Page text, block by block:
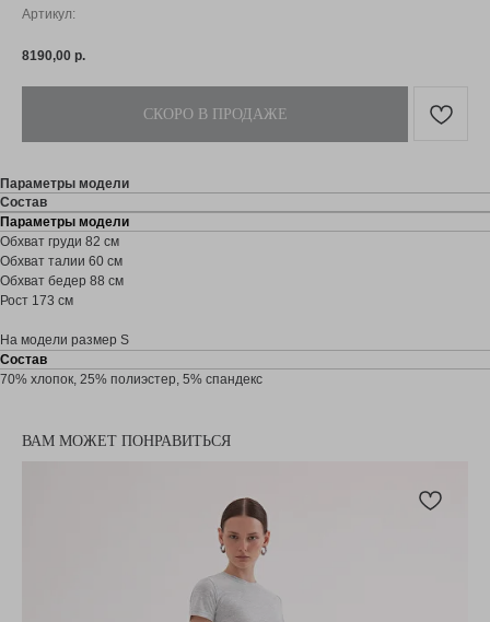
Артикул:
8190,00 р.
Параметры модели
Состав
Параметры модели
Обхват груди 82 см
Обхват талии 60 см
Обхват бедер 88 см
Рост 173 см
На модели размер S
Состав
70% хлопок, 25% полиэстер, 5% спандекс
ВАМ МОЖЕТ ПОНРАВИТЬСЯ